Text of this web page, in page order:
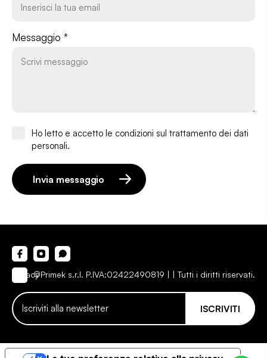
Messaggio *
Ho letto e accetto le condizioni sul trattamento dei dati
personali.
Invia messaggio
©Primek s.r.l. P.IVA:02422490819 |
Privacy | Tutti i diritti riservati.
ISCRIVITI